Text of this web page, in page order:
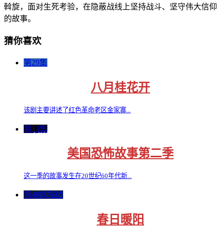
斡旋，面对生死考验，在隐蔽战线上坚持战斗、坚守伟大信仰
的故事。
猜你喜欢
第29集
八月桂花开
该剧主要讲述了红色革命老区金家寨...
第13集
美国恐怖故事第二季
这一季的故事发生在20世纪60年代新...
第40集完结
春日暖阳